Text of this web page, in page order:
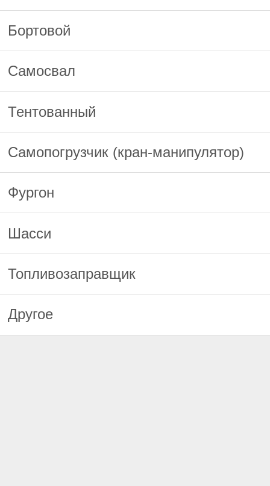
Бортовой
Самосвал
Тентованный
Самопогрузчик (кран-манипулятор)
Фургон
Шасси
Топливозаправщик
Другое